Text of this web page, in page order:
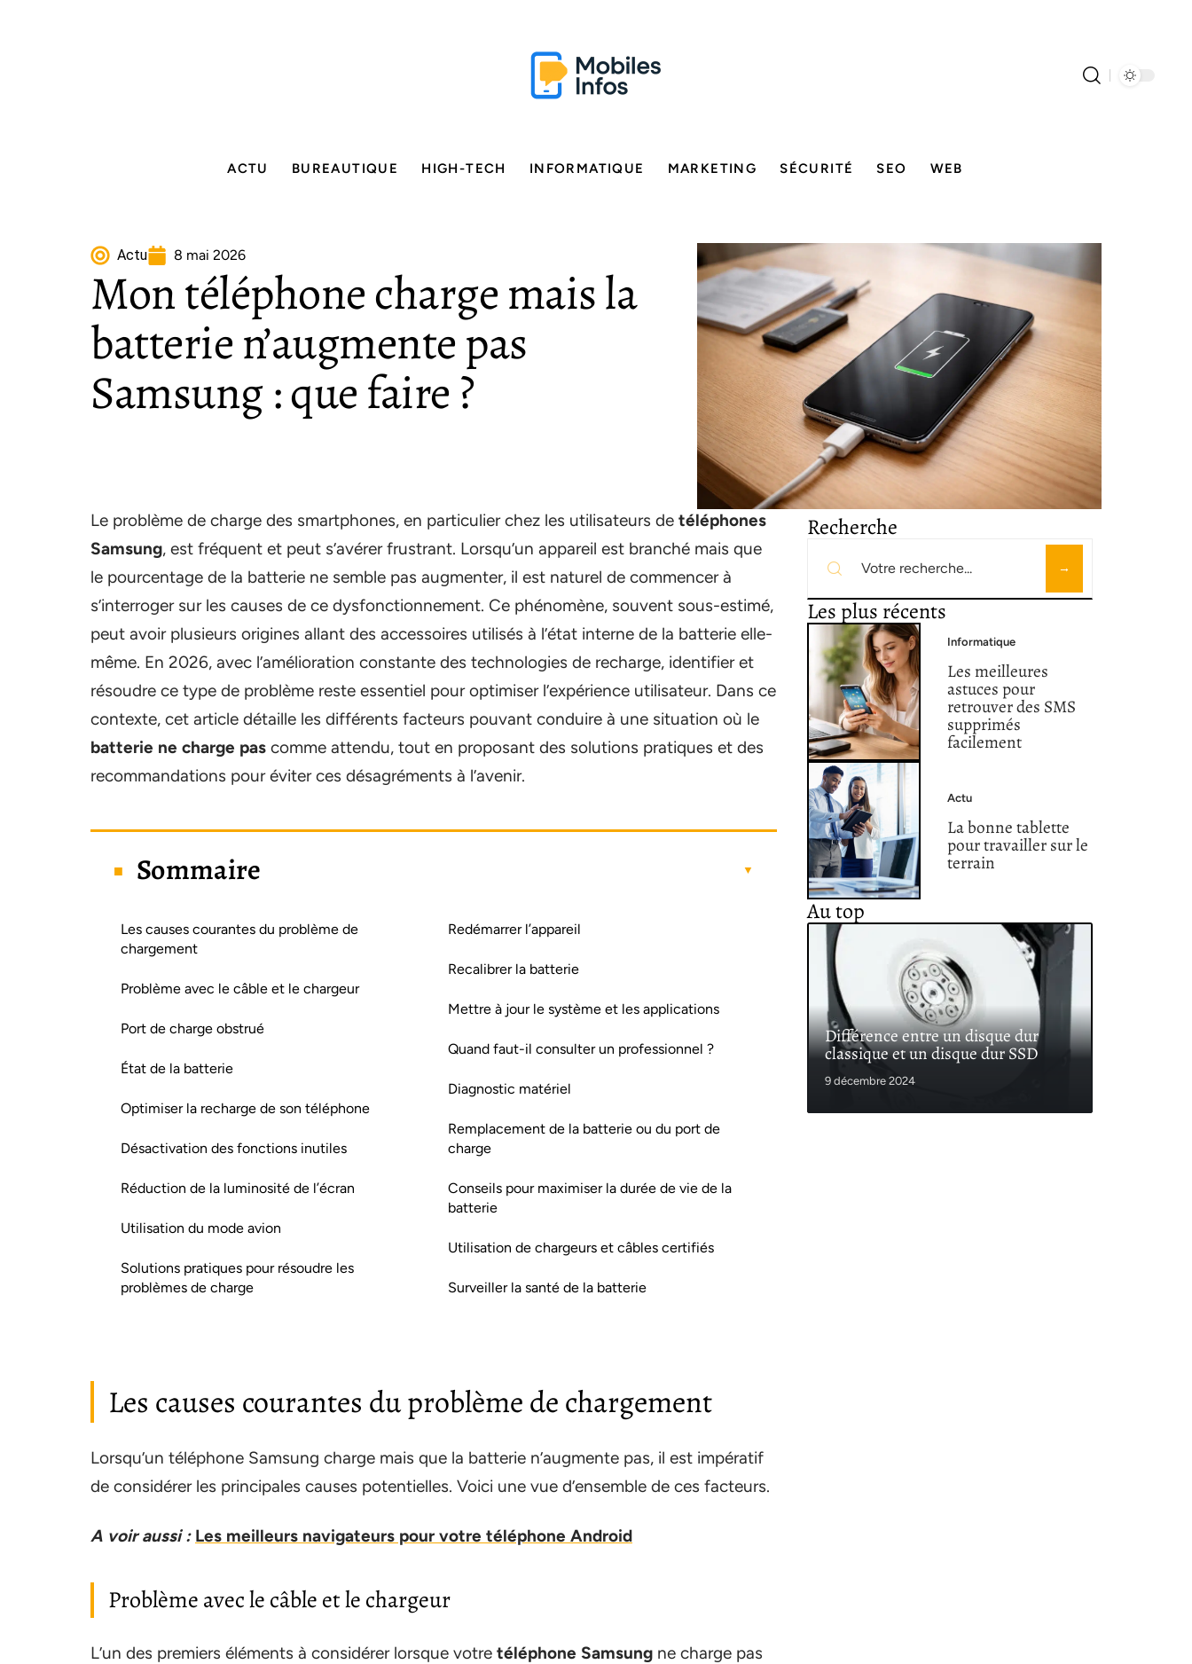
ACTU BUREAUTIQUE HIGH-TECH INFORMATIQUE MARKETING SÉCURITÉ SEO WEB
Actu 8 mai 2026
Mon téléphone charge mais la
batterie n’augmente pas
Samsung : que faire ?
Le problème de charge des smartphones, en particulier chez les utilisateurs de téléphones
Samsung, est fréquent et peut s’avérer frustrant. Lorsqu’un appareil est branché mais que
le pourcentage de la batterie ne semble pas augmenter, il est naturel de commencer à
s’interroger sur les causes de ce dysfonctionnement. Ce phénomène, souvent sous-estimé,
peut avoir plusieurs origines allant des accessoires utilisés à l’état interne de la batterie elle-
même. En 2026, avec l’amélioration constante des technologies de recharge, identifier et
résoudre ce type de problème reste essentiel pour optimiser l’expérience utilisateur. Dans ce
contexte, cet article détaille les différents facteurs pouvant conduire à une situation où le
batterie ne charge pas comme attendu, tout en proposant des solutions pratiques et des
recommandations pour éviter ces désagréments à l’avenir.
Sommaire
Les causes courantes du problème de
chargement
Problème avec le câble et le chargeur
Port de charge obstrué
État de la batterie
Optimiser la recharge de son téléphone
Désactivation des fonctions inutiles
Réduction de la luminosité de l’écran
Utilisation du mode avion
Solutions pratiques pour résoudre les
problèmes de charge
Redémarrer l’appareil
Recalibrer la batterie
Mettre à jour le système et les applications
Quand faut-il consulter un professionnel ?
Diagnostic matériel
Remplacement de la batterie ou du port de
charge
Conseils pour maximiser la durée de vie de la
batterie
Utilisation de chargeurs et câbles certifiés
Surveiller la santé de la batterie
Les causes courantes du problème de chargement
Lorsqu’un téléphone Samsung charge mais que la batterie n’augmente pas, il est impératif
de considérer les principales causes potentielles. Voici une vue d’ensemble de ces facteurs.
A voir aussi : Les meilleurs navigateurs pour votre téléphone Android
Problème avec le câble et le chargeur
L’un des premiers éléments à considérer lorsque votre téléphone Samsung ne charge pas
Recherche
Les plus récents
Informatique
Les meilleures
astuces pour
retrouver des SMS
supprimés
facilement
Actu
La bonne tablette
pour travailler sur le
terrain
Au top
Différence entre un disque dur
classique et un disque dur SSD
9 décembre 2024